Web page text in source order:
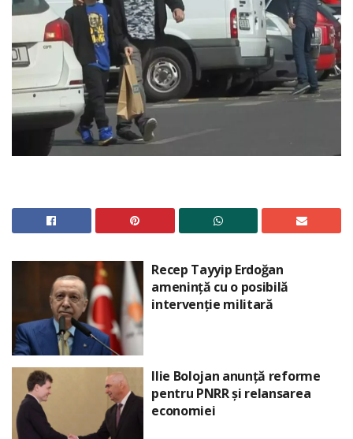
Recep Tayyip Erdoğan
amenință cu o posibilă
intervenție militară
Ilie Bolojan anunță reforme
pentru PNRR și relansarea
economiei